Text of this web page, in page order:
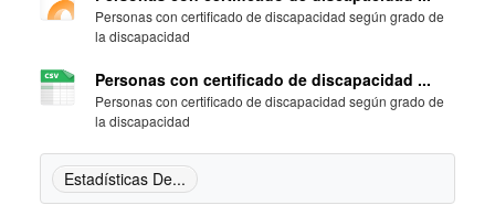
Personas con certificado de discapacidad según grado de
la discapacidad
Personas con certificado de discapacidad ...
Personas con certificado de discapacidad según grado de
la discapacidad
Estadísticas De...